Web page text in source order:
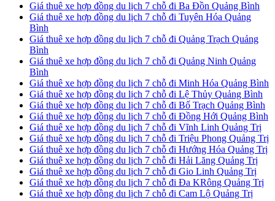
Giá thuê xe hợp đồng du lịch 7 chỗ đi Ba Đồn Quảng Bình
Giá thuê xe hợp đồng du lịch 7 chỗ đi Tuyên Hóa Quảng
Bình
Giá thuê xe hợp đồng du lịch 7 chỗ đi Quảng Trạch Quảng
Bình
Giá thuê xe hợp đồng du lịch 7 chỗ đi Quảng Ninh Quảng
Bình
Giá thuê xe hợp đồng du lịch 7 chỗ đi Minh Hóa Quảng Bình
Giá thuê xe hợp đồng du lịch 7 chỗ đi Lệ Thủy Quảng Bình
Giá thuê xe hợp đồng du lịch 7 chỗ đi Bố Trạch Quảng Bình
Giá thuê xe hợp đồng du lịch 7 chỗ đi Đồng Hới Quảng Bình
Giá thuê xe hợp đồng du lịch 7 chỗ đi Vĩnh Linh Quảng Trị
Giá thuê xe hợp đồng du lịch 7 chỗ đi Triệu Phong Quảng Trị
Giá thuê xe hợp đồng du lịch 7 chỗ đi Hướng Hóa Quảng Trị
Giá thuê xe hợp đồng du lịch 7 chỗ đi Hải Lăng Quảng Trị
Giá thuê xe hợp đồng du lịch 7 chỗ đi Gio Linh Quảng Trị
Giá thuê xe hợp đồng du lịch 7 chỗ đi Đa KRông Quảng Trị
Giá thuê xe hợp đồng du lịch 7 chỗ đi Cam Lộ Quảng Trị